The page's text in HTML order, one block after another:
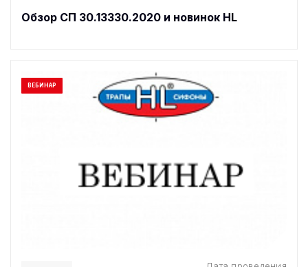
Обзор СП 30.13330.2020 и новинок HL
ВЕБИНАР